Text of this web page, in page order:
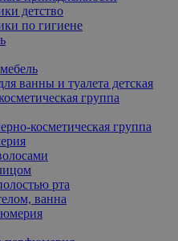
детство
по гигиене
ванны и туалета детская
группа
косметическая группа
рта
ванна